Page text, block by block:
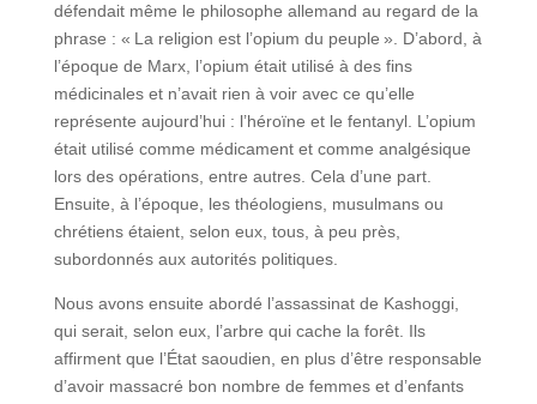
défendait même le philosophe allemand au regard de la
phrase : « La religion est l’opium du peuple ». D’abord, à
l’époque de Marx, l’opium était utilisé à des fins
médicinales et n’avait rien à voir avec ce qu’elle
représente aujourd’hui : l’héroïne et le fentanyl. L’opium
était utilisé comme médicament et comme analgésique
lors des opérations, entre autres. Cela d’une part.
Ensuite, à l’époque, les théologiens, musulmans ou
chrétiens étaient, selon eux, tous, à peu près,
subordonnés aux autorités politiques.
Nous avons ensuite abordé l’assassinat de Kashoggi,
qui serait, selon eux, l’arbre qui cache la forêt. Ils
affirment que l’État saoudien, en plus d’être responsable
d’avoir massacré bon nombre de femmes et d’enfants